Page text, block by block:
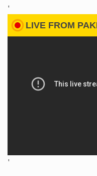
'
LIVE FROM
'